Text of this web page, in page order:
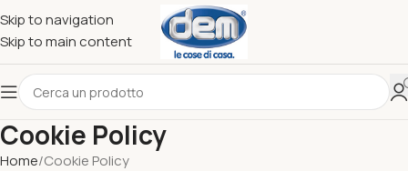
Skip to navigation
Skip to main content
Cookie Policy
Home Cookie Policy